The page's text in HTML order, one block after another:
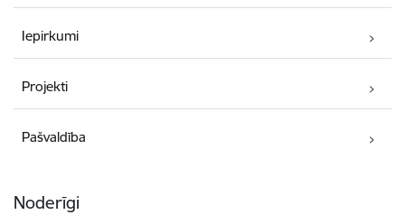
Iepirkumi
Projekti
Pašvaldība
Noderīgi